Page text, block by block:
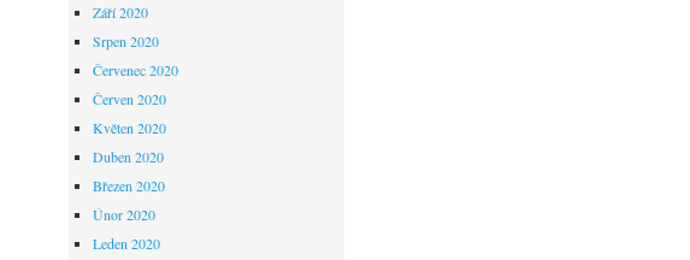
Září 2020
Srpen 2020
Červenec 2020
Červen 2020
Květen 2020
Duben 2020
Březen 2020
Únor 2020
Leden 2020